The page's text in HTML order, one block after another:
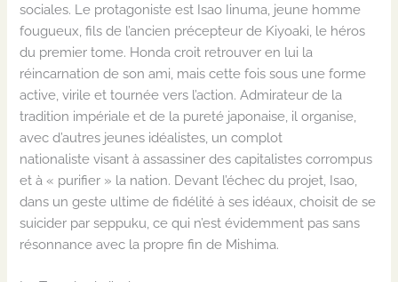
sociales. Le protagoniste est Isao Iinuma, jeune homme
fougueux, fils de l’ancien précepteur de Kiyoaki, le héros
du premier tome. Honda croit retrouver en lui la
réincarnation de son ami, mais cette fois sous une forme
active, virile et tournée vers l’action. Admirateur de la
tradition impériale et de la pureté japonaise, il organise,
avec d’autres jeunes idéalistes, un complot
nationaliste visant à assassiner des capitalistes corrompus
et à « purifier » la nation. Devant l’échec du projet, Isao,
dans un geste ultime de fidélité à ses idéaux, choisit de se
suicider par seppuku, ce qui n’est évidemment pas sans
résonnance avec la propre fin de Mishima.